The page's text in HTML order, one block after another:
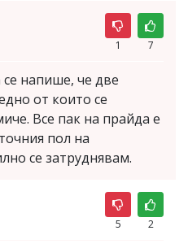
1 7
напише, че две
от които се
Все пак на прайда е
пол на
се затруднявам.
5 2